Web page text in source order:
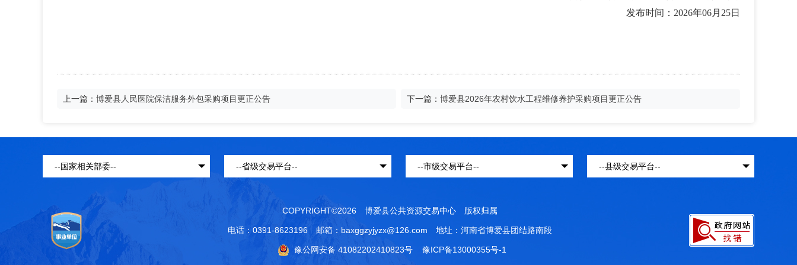
发布时间： 2026年06月25日
上一篇： 博爱县人民医院保洁服务外包采购项目更正公告 下一篇： 博爱县2026年农村饮水工程维修养护采购项目更正公告
COPYRIGHT©2026 博爱县公共资源交易中心 版权归属
电话：0391-8623196 邮箱：baxggzyjyzx@126.com 地址：河南省博爱县团结路南段
豫公网安备 41082202410823号 豫ICP备13000355号-1